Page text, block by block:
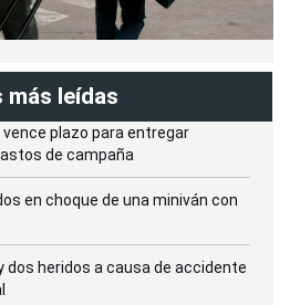
más leídas
vence plazo para entregar
de campaña
en choque de una miniván con
dos heridos a causa de accidente